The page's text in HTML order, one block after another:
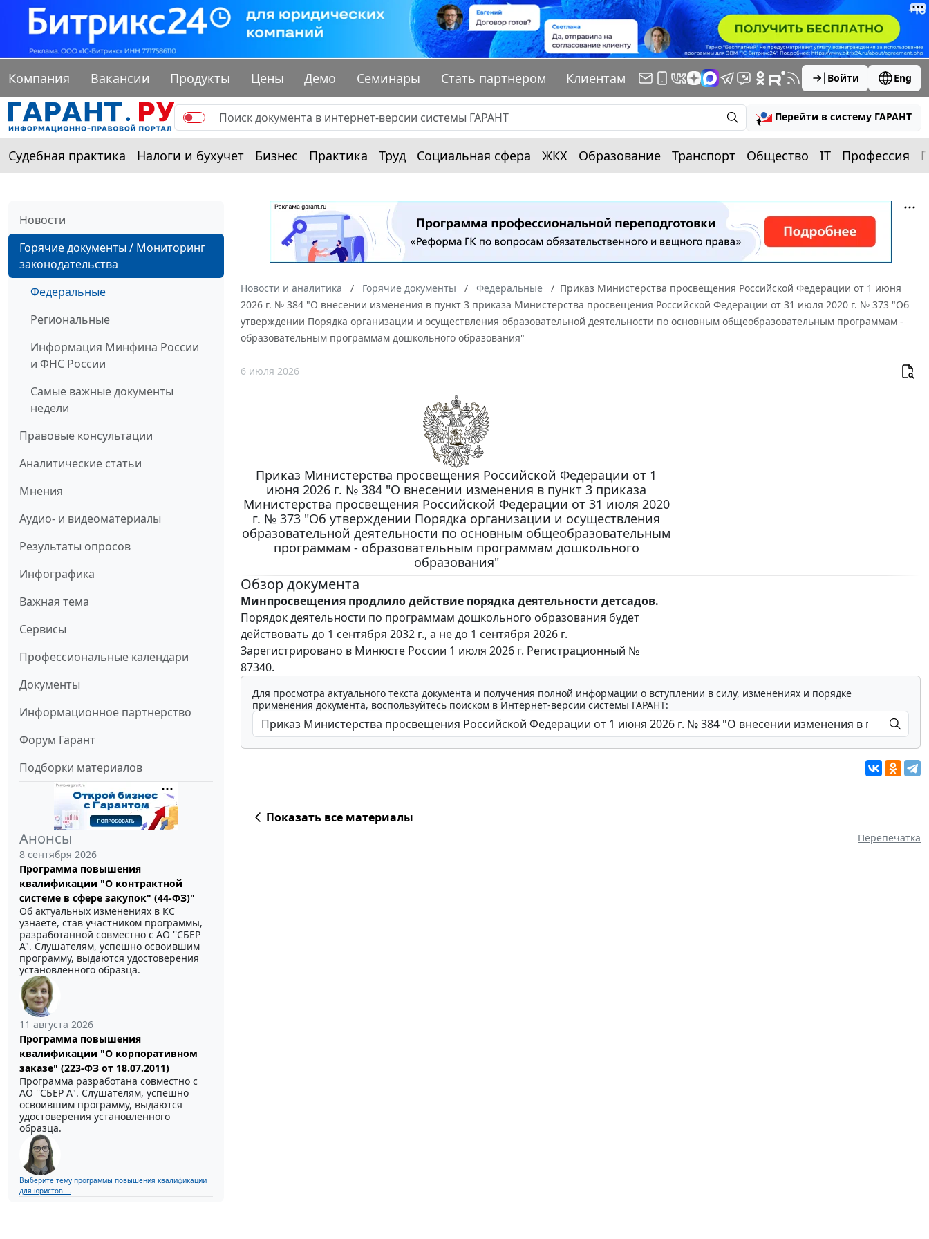
Компания Вакансии Продукты Цены Демо Семинары Стать партнером Клиентам Войти Eng
Перейти в систему ГАРАНТ
Судебная практика Налоги и бухучет Бизнес Практика Труд Социальная сфера ЖКХ Образование Транспорт Общество IT Профессия
Новости
Горячие документы / Мониторинг
законодательства
Федеральные
Региональные
Информация Минфина России
и ФНС России
Самые важные документы
недели
Правовые консультации
Аналитические статьи
Мнения
Аудио- и видеоматериалы
Результаты опросов
Инфографика
Важная тема
Сервисы
Профессиональные календари
Документы
Информационное партнерство
Форум Гарант
Подборки материалов
Анонсы
8 сентября 2026
Программа повышения
квалификации "О контрактной
системе в сфере закупок" (44-ФЗ)"
Об актуальных изменениях в КС
узнаете, став участником программы,
разработанной совместно с АО ''СБЕР
А". Слушателям, успешно освоившим
программу, выдаются удостоверения
установленного образца.
11 августа 2026
Программа повышения
квалификации "О корпоративном
заказе" (223-ФЗ от 18.07.2011)
Программа разработана совместно с
АО ''СБЕР А". Слушателям, успешно
освоившим программу, выдаются
удостоверения установленного
образца.
Выберите тему программы повышения квалификации
для юристов ...
Новости и аналитика Горячие документы Федеральные
Приказ Министерства просвещения Российской Федерации от 1 июня
2026 г. № 384 "О внесении изменения в пункт 3 приказа Министерства просвещения Российской Федерации от 31 июля 2020 г. № 373 "Об
утверждении Порядка организации и осуществления образовательной деятельности по основным общеобразовательным программам -
образовательным программам дошкольного образования"
6 июля 2026
Приказ Министерства просвещения Российской Федерации от 1
июня 2026 г. № 384 "О внесении изменения в пункт 3 приказа
Министерства просвещения Российской Федерации от 31 июля 2020
г. № 373 "Об утверждении Порядка организации и осуществления
образовательной деятельности по основным общеобразовательным
программам - образовательным программам дошкольного
образования"
Обзор документа
Минпросвещения продлило действие порядка деятельности детсадов.
Порядок деятельности по программам дошкольного образования будет
действовать до 1 сентября 2032 г., а не до 1 сентября 2026 г.
Зарегистрировано в Минюсте России 1 июля 2026 г. Регистрационный №
87340.
Для просмотра актуального текста документа и получения полной информации о вступлении в силу, изменениях и порядке
применения документа, воспользуйтесь поиском в Интернет-версии системы ГАРАНТ:
Показать все материалы
Перепечатка